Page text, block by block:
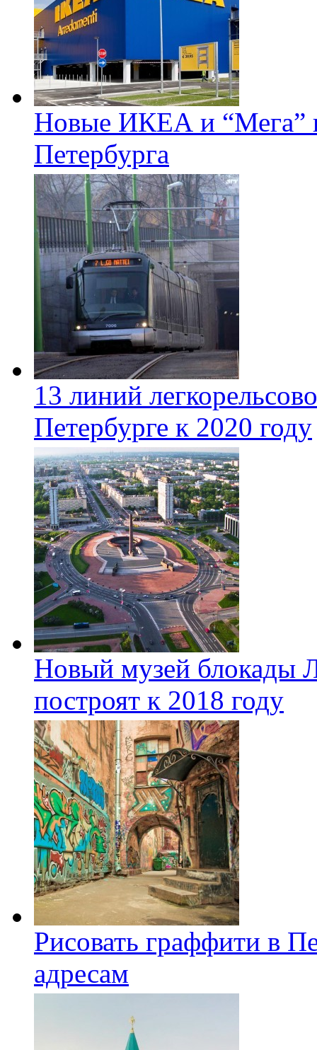
Новые ИКЕА и “Мега”
Петербурга
13 линий
Петербурге к 2020 году
Новый музей блокады
построят к 2018 году
Рисовать граффити в
адресам